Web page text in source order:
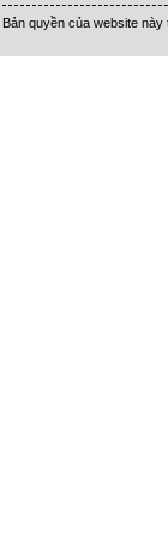
Bản quyền của website này